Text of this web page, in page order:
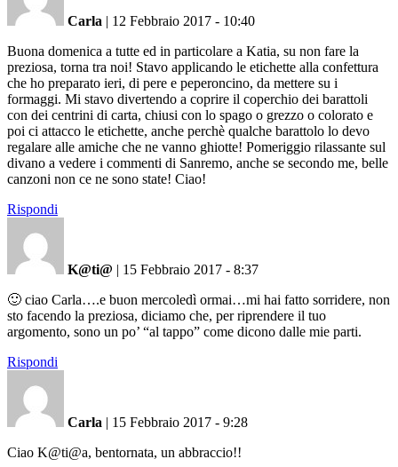
Carla | 12 Febbraio 2017 - 10:40
Buona domenica a tutte ed in particolare a Katia, su non fare la
preziosa, torna tra noi! Stavo applicando le etichette alla confettura
che ho preparato ieri, di pere e peperoncino, da mettere su i
formaggi. Mi stavo divertendo a coprire il coperchio dei barattoli
con dei centrini di carta, chiusi con lo spago o grezzo o colorato e
poi ci attacco le etichette, anche perchè qualche barattolo lo devo
regalare alle amiche che ne vanno ghiotte! Pomeriggio rilassante sul
divano a vedere i commenti di Sanremo, anche se secondo me, belle
canzoni non ce ne sono state! Ciao!
Rispondi
K@ti@ | 15 Febbraio 2017 - 8:37
🙂 ciao Carla….e buon mercoledì ormai…mi hai fatto sorridere, non
sto facendo la preziosa, diciamo che, per riprendere il tuo
argomento, sono un po’ “al tappo” come dicono dalle mie parti.
Rispondi
Carla | 15 Febbraio 2017 - 9:28
Ciao K@ti@a, bentornata, un abbraccio!!